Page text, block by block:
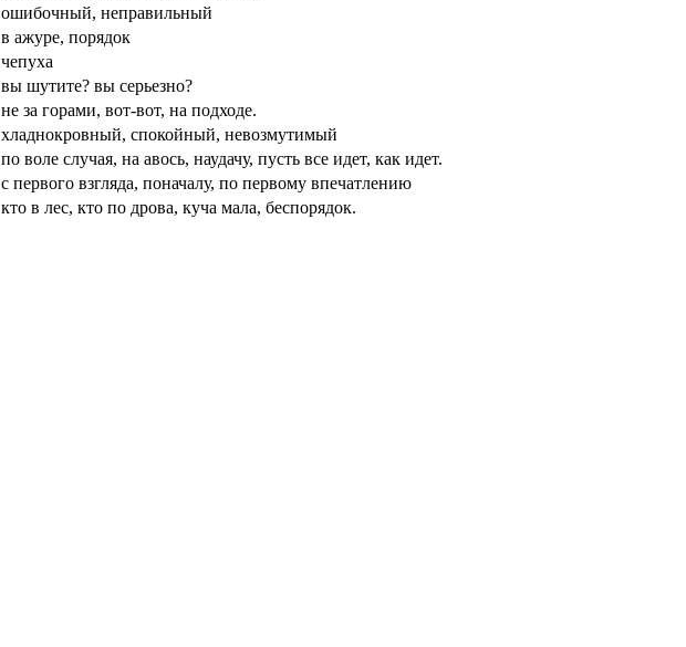
ошибочный, неправильный
в ажуре, порядок
чепуха
вы шутите? вы серьезно?
не за горами, вот-вот, на подходе.
хладнокровный, спокойный, невозмутимый
по воле случая, на авось, наудачу, пусть все идет, как идет.
с первого взгляда, поначалу, по первому впечатлению
кто в лес, кто по дрова, куча мала, беспорядок.